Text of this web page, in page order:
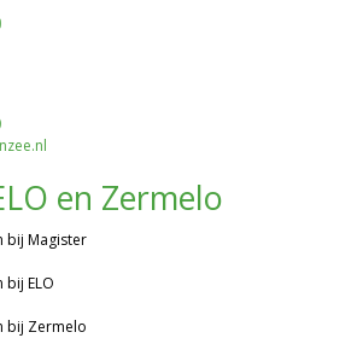
en Zermelo
bij Magister
bij ELO
bij Zermelo